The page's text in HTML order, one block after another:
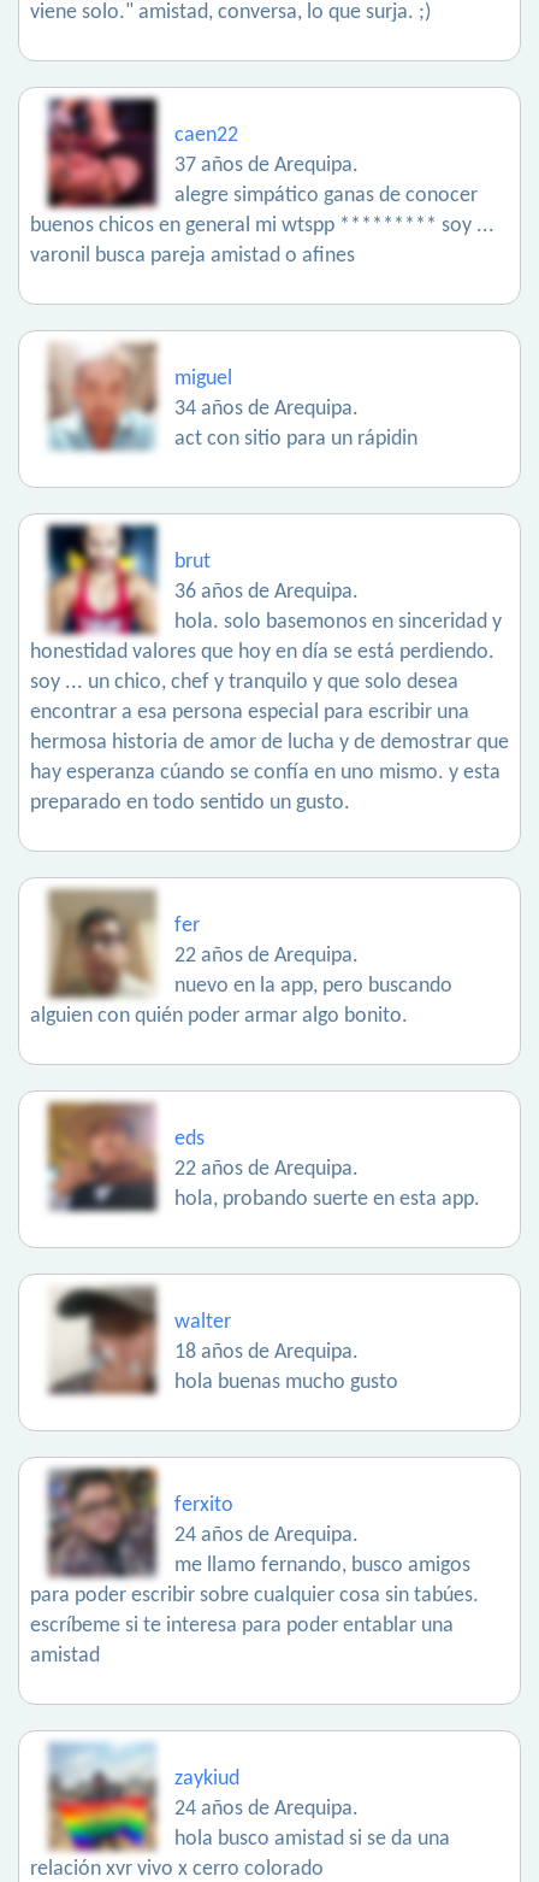
viene solo." amistad, conversa, lo que surja. ;)
caen22
37 años de Arequipa.
alegre simpático ganas de conocer
buenos chicos en general mi wtspp ********* soy ...
varonil busca pareja amistad o afines
miguel
34 años de Arequipa.
act con sitio para un rápidin
brut
36 años de Arequipa.
hola. solo basemonos en sinceridad y
honestidad valores que hoy en día se está perdiendo.
soy ... un chico, chef y tranquilo y que solo desea
encontrar a esa persona especial para escribir una
hermosa historia de amor de lucha y de demostrar que
hay esperanza cúando se confía en uno mismo. y esta
preparado en todo sentido un gusto.
fer
22 años de Arequipa.
nuevo en la app, pero buscando
alguien con quién poder armar algo bonito.
eds
22 años de Arequipa.
hola, probando suerte en esta app.
walter
18 años de Arequipa.
hola buenas mucho gusto
ferxito
24 años de Arequipa.
me llamo fernando, busco amigos
para poder escribir sobre cualquier cosa sin tabúes.
escríbeme si te interesa para poder entablar una
amistad
zaykiud
24 años de Arequipa.
hola busco amistad si se da una
relación xvr vivo x cerro colorado